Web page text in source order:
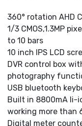
360° rotation AHD
1/3 CMOS,1.3MP
to 10 bars
10 inch IPS LCD
DVR control box
photography
USB bluetooth
Built in 8800mA li-
working more than
Digital meter